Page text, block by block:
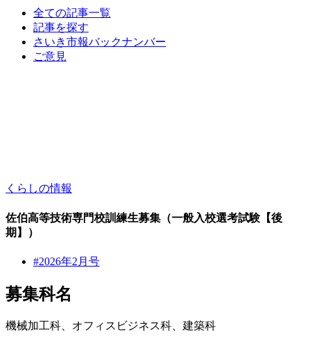
全ての記事一覧
記事を探す
さいき市報バックナンバー
ご意見
くらしの情報
佐伯高等技術専門校訓練生募集（一般入校選考試験【後
期】）
#2026年2月号
募集科名
機械加工科、オフィスビジネス科、建築科